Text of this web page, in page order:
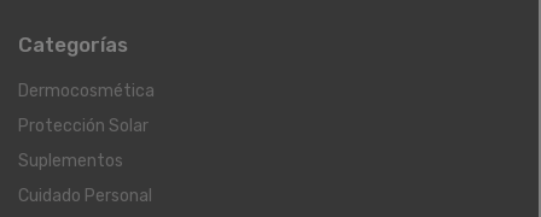
Categorías
Dermocosmética
Protección Solar
Suplementos
Cuidado Personal